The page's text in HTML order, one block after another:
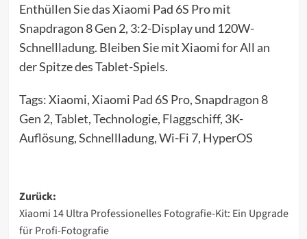
Enthüllen Sie das Xiaomi Pad 6S Pro mit
Snapdragon 8 Gen 2, 3:2-Display und 120W-
Schnellladung. Bleiben Sie mit Xiaomi for All an
der Spitze des Tablet-Spiels.
Tags: Xiaomi, Xiaomi Pad 6S Pro, Snapdragon 8
Gen 2, Tablet, Technologie, Flaggschiff, 3K-
Auflösung, Schnellladung, Wi-Fi 7, HyperOS
Beitragsnavigation
Zurück:
Xiaomi 14 Ultra Professionelles Fotografie-Kit: Ein Upgrade
für Profi-Fotografie